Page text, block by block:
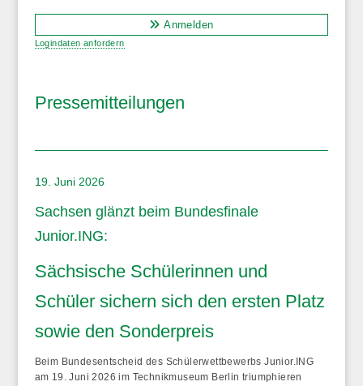
Anmelden
Logindaten anfordern
Pressemitteilungen
19. Juni 2026
Sachsen glänzt beim Bundesfinale
Junior.ING:
Sächsische Schülerinnen und
Schüler sichern sich den ersten Platz
sowie den Sonderpreis
Beim Bundesentscheid des Schülerwettbewerbs Junior.ING
am 19. Juni 2026 im Technikmuseum Berlin triumphieren